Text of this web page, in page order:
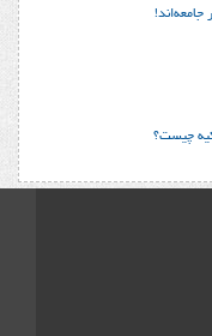
جامعه‌اند!
چیست؟